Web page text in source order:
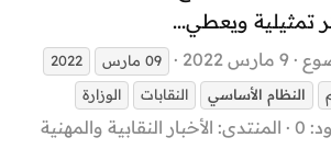
تمثيلية ويعطي...
9 مارس 2022 09 مارس
2022
النظام الأساسي النقابات
الوزارة
0 المنتدى: الأخبار النقابية والمهنية